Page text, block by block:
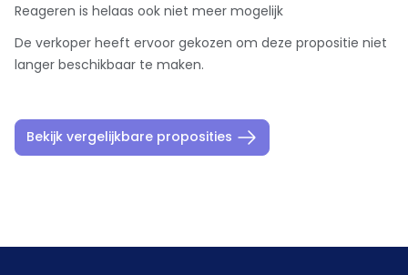
Reageren is helaas ook niet meer mogelijk
De verkoper heeft ervoor gekozen om deze propositie niet
langer beschikbaar te maken.
Bekijk vergelijkbare proposities